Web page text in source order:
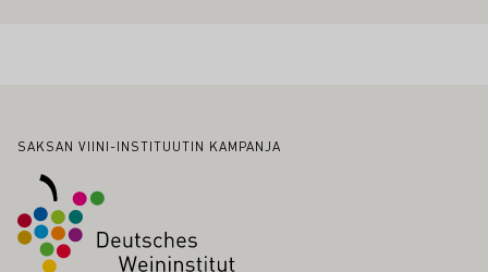
Alatunniste
SAKSAN VIINI-INSTITUUTIN KAMPANJA